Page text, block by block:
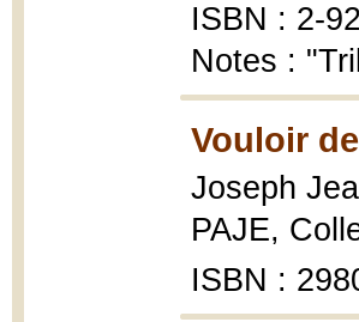
ISBN : 2-
Notes :
Vouloir
Joseph
PAJE,
ISBN :